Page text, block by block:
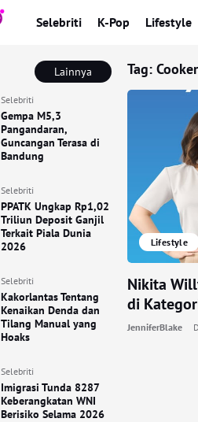
Selebriti K-Pop Lifestyle
Lainnya
Selebriti
Gempa M5,3
Pangandaran,
Guncangan Terasa di
Bandung
Selebriti
PPATK Ungkap Rp1,02
Triliun Deposit Ganjil
Terkait Piala Dunia
2026
Selebriti
Kakorlantas Tentang
Kenaikan Denda dan
Tilang Manual yang
Hoaks
Selebriti
Imigrasi Tunda 8287
Keberangkatan WNI
Berisiko Selama 2026
Tag: Cooker
Lifestyle
Nikita
di
JenniferBlake